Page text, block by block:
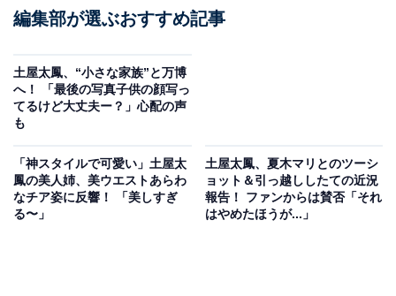
編集部が選ぶおすすめ記事
土屋太鳳、“小さな家族”と万博
へ！ 「最後の写真子供の顔写っ
てるけど大丈夫ー？」心配の声
も
「神スタイルで可愛い」土屋太
鳳の美人姉、美ウエストあらわ
なチア姿に反響！ 「美しすぎ
る〜」
土屋太鳳、夏木マリとのツーシ
ョット＆引っ越ししたての近況
報告！ ファンからは賛否「それ
はやめたほうが...」